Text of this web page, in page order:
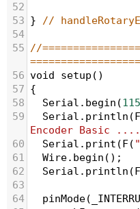
52
53 } //
54
55 //
56 void setup ()
57 {
58
Serial . begin (
59
Serial . println (F
Encoder Basic
60
Serial . print (F(
61
Wire. begin ();
62
Serial . println (F
63
64
pinMode(